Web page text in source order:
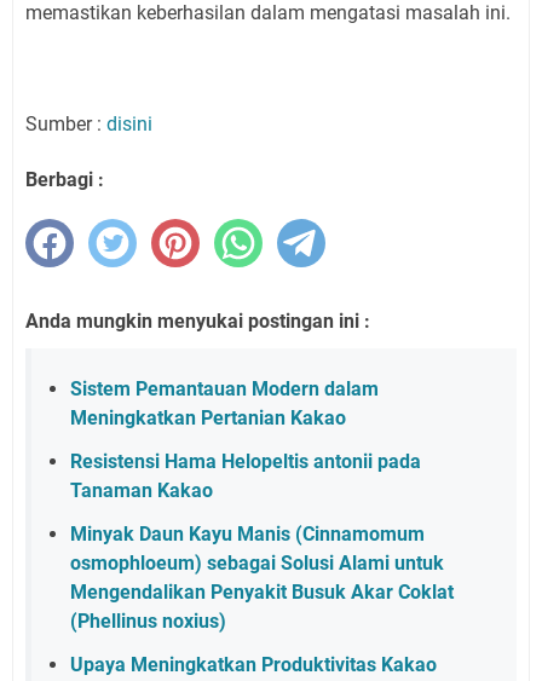
memastikan keberhasilan dalam mengatasi masalah ini.
Sumber : disini
Berbagi :
Anda mungkin menyukai postingan ini :
Sistem Pemantauan Modern dalam
Meningkatkan Pertanian Kakao
Resistensi Hama Helopeltis antonii pada
Tanaman Kakao
Minyak Daun Kayu Manis (Cinnamomum
osmophloeum) sebagai Solusi Alami untuk
Mengendalikan Penyakit Busuk Akar Coklat
(Phellinus noxius)
Upaya Meningkatkan Produktivitas Kakao